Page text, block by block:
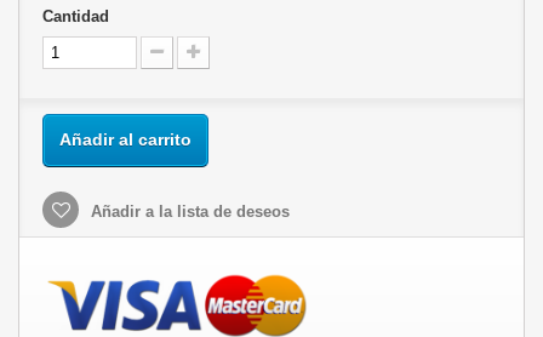
Cantidad
Añadir al carrito
Añadir a la lista de deseos